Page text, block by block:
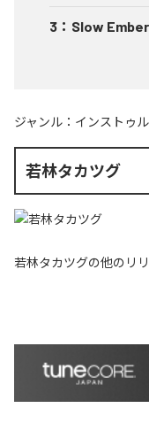
3 ： Slow
ジャンル： インストゥ
若林タカツグ
若林タカツグの他のリ